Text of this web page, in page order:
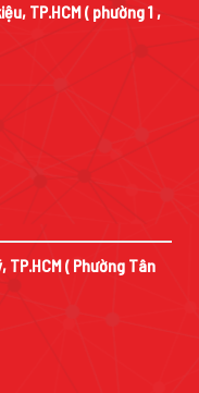
TP.HCM ( phường 1 ,
TP.HCM ( Phường Tân